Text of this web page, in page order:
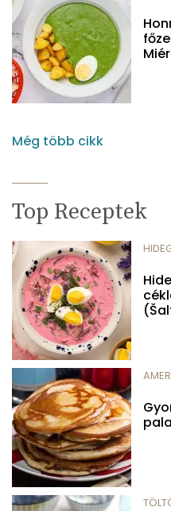
Még több cikk
Top Receptek